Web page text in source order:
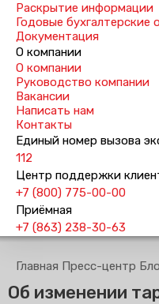
Раскрытие информации
Годовые бухгалтерские
Документация
О компании
О компании
Руководство компании
Вакансии
Написать нам
Контакты
Единый номер вызова
112
Центр поддержки
+7 (800) 775-00-00
Приёмная
+7 (863) 238-30-63
Главная Пресс-центр
Об изменении